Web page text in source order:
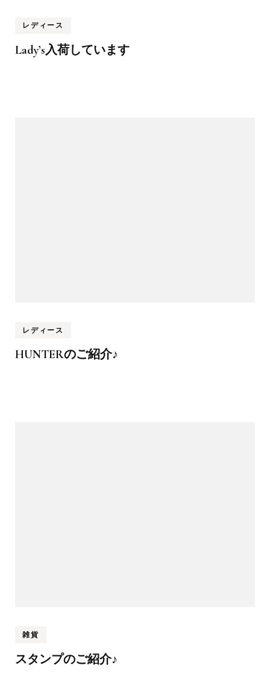
レディース
Lady’s入荷しています
レディース
HUNTERのご紹介♪
雑貨
スタンプのご紹介♪